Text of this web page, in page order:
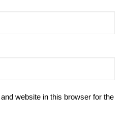
website in this browser for the